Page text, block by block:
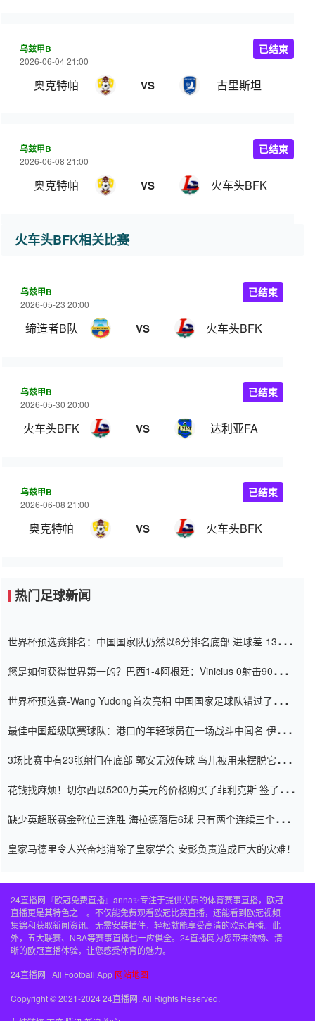
乌兹甲B
2026-06-04 21:00
奥克特帕 VS 古里斯坦
已结束
乌兹甲B
2026-06-08 21:00
奥克特帕 VS 火车头BFK
已结束
火车头BFK相关比赛
乌兹甲B
2026-05-23 20:00
缔造者B队 VS 火车头BFK
已结束
乌兹甲B
2026-05-30 20:00
火车头BFK VS 达利亚FA
已结束
乌兹甲B
2026-06-08 21:00
奥克特帕 VS 火车头BFK
已结束
热门足球新闻
世界杯预选赛排名：中国国家队仍然以6分排名底部 进球差-13令人
您是如何获得世界第一的？巴西1-4阿根廷：Vinicius 0射击90分钟
世界杯预选赛-Wang Yudong首次亮相 中国国家足球队错过了世界
最佳中国超级联赛球队：港口的年轻球员在一场战斗中闻名 伊万放
3场比赛中有23张射门在底部 郭安无效传球 鸟儿被用来摆脱它
花钱找麻烦！切尔西以5200万美元的价格购买了菲利克斯 签了7年
缺少英超联赛金靴位三连胜 海拉德落后6球 只有两个连续三个连续
皇家马德里令人兴奋地消除了皇家学会 安彭负责造成巨大的灾难！
24直播网『欧冠免费直播』anna✨专注于提供优质的体育赛事直播，欧冠
直播更是其特色之一。不仅能免费观看欧冠比赛直播，还能看到欧冠视频
集锦和获取新闻资讯。无需安装插件，轻松就能享受高清的欧冠直播。此
外，五大联赛、NBA等赛事直播也一应俱全。24直播网为您带来流畅、清
晰的欧冠直播体验，让您感受体育的魅力。
24直播网 | All Football App 网站地图
Copyright © 2021-2024 24直播网. All Rights Reserved.